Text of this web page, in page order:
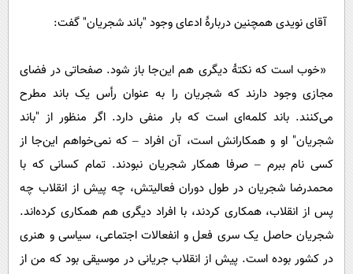
آقای نویدی همچنین دربارۀ ادعای وجود "باند شجریان" گفت:
«خوب است که نکتۀ دیگری هم این‌جا باز شود. صفحاتی در فضای
مجازی وجود دارند که شجریان را به عنوان رأس یک باند مطرح
می‌کنند. باند کلمه‌ای است که بار منفی دارد. اگر منظور از "باند
شجریان" او و همکارانش است، آن افراد – که نمی‌خواهم این‌جا از
کسی نام ببرم – صرفا همکار شجریان نبودند. تمام کسانی که با
محمدرضا شجریان در طول دوران فعالیتش، چه پیش از انقلاب چه
پس از انقلاب، همکاری کردند، با افراد دیگری هم همکاری کرده‌اند.
شجریان حاصل یک سری فعل‌ و انفعالات اجتماعی، سیاسی و هنری
در کشور بوده است. پیش از انقلاب جریانی در موسیقی بود که من از